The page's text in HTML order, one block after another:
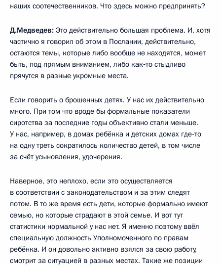
наших соотечественников. Что здесь можно предпринять?
Д.Медведев: Это действительно большая проблема. И, хотя
частично я говорил об этом в Послании, действительно,
остаются темы, которые либо вообще не находятся, может
быть, под прямым вниманием, либо как‑то стыдливо
прячутся в разные укромные места.
Если говорить о брошенных детях. У нас их действительно
много. При том что вроде бы формальные показатели
сиротства за последние годы объективно стали меньше.
У нас, например, в домах ребёнка и детских домах где‑то
на одну треть сократилось количество детей, в том числе
за счёт усыновления, удочерения.
Наверное, это неплохо, если это осуществляется
в соответствии с законодательством и за этим следят
потом. В то же время есть дети, которые формально имеют
семью, но которые страдают в этой семье. И вот тут
статистики нормальной у нас нет. Я именно поэтому ввёл
специальную должность Уполномоченного по правам
ребёнка. И он довольно активно взялся за свою работу,
смотрит за ситуацией в разных местах. Такие же позиции